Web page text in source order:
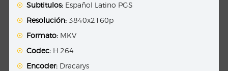
Subtitulos: Español Latino PGS
Resolución: 3840x2160p
Formato: MKV
Codec: H.264
Encoder: Dracarys